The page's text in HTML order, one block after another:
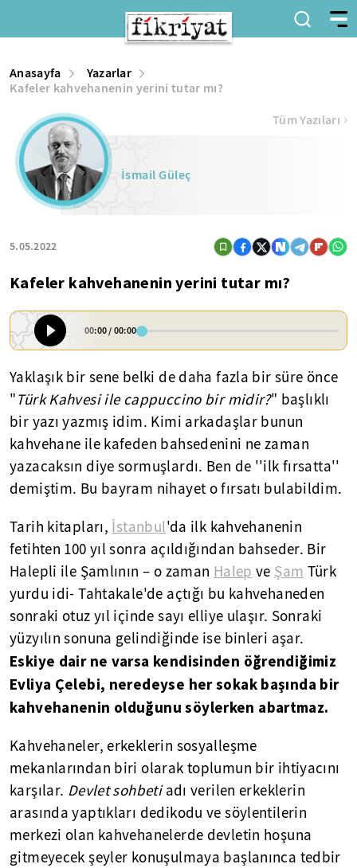
Anasayfa
Yazarlar
Kafeler kahvehanenin yerini tutar mı?
İsmail Güleç
5.05.2022
Tüm Yazıları
Kafeler kahvehanenin yerini tutar mı?
00:00/00:00
Yaklaşık bir sene belki de daha fazla bir süre önce
"Türk Kahvesi ile cappuccino bir midir?" başlıklı
bir yazı yazmış idim. Kimi arkadaşlar bunun
kahvehane ile kafeden bahsedenini ne zaman
yazacaksın diye sormuşlardı. Ben de ''ilk fırsatta''
demiştim. Bu bayram nihayet o fırsatı bulabildim.
Tarih kitapları, İstanbul'da ilk kahvehanenin
fetihten 100 yıl sonra açıldığından bahseder. Bir
Halepli ile Şamlının – o zaman Halep ve Şam Türk
yurdu idi- Tahtakale'de açtığı bu kahvehaneden
sonraki otuz yıl içinde sayı elliye ulaşır. Sonraki
yüzyılın sonuna gelindiğinde ise binleri aşar.
Eskiye dair ne varsa kendisinden öğrendiğimiz
Evliya Çelebi, neredeyse her sokak başında bir
kahvehanenin olduğunu söylerken abartmaz.
Kahvehaneler, erkeklerin sosyalleşme
mekanlarından biri olarak toplumun bir ihtiyacını
karşılar. Devlet sohbetiadı verilen erkeklerin
arasında yaptıkları dedikodu ve söylentilerin
merkezi olan kahvehanelerde devletin hoşuna
gitmeyecek şeyler konuşulmaya başlanınca tedbir